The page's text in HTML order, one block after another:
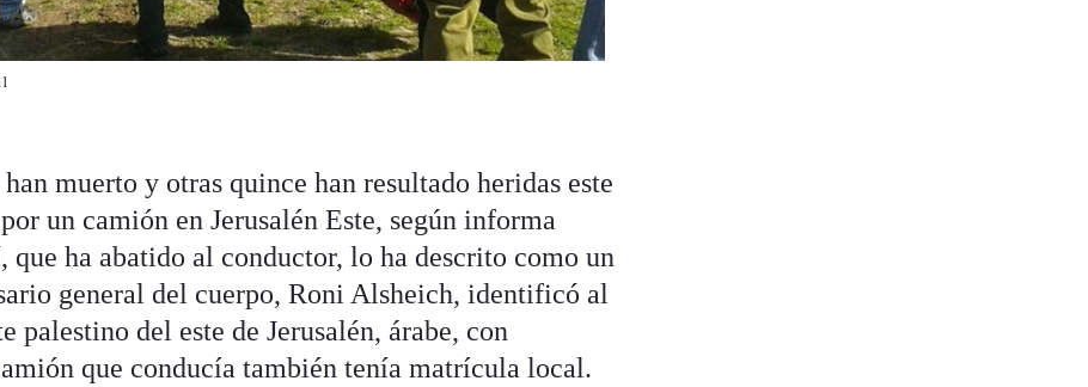
muerto y otras quince han resultado heridas este
un camión en Jerusalén Este, según informa
ha abatido al conductor, lo ha descrito como un
general del cuerpo, Roni Alsheich, identificó al
palestino del este de Jerusalén, árabe, con
que conducía también tenía matrícula local.